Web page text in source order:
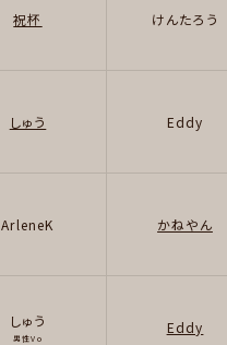
祝杯 けんたろう
しゅう Eddy
ArleneK かねやん
しゅう
男性Vo
Eddy